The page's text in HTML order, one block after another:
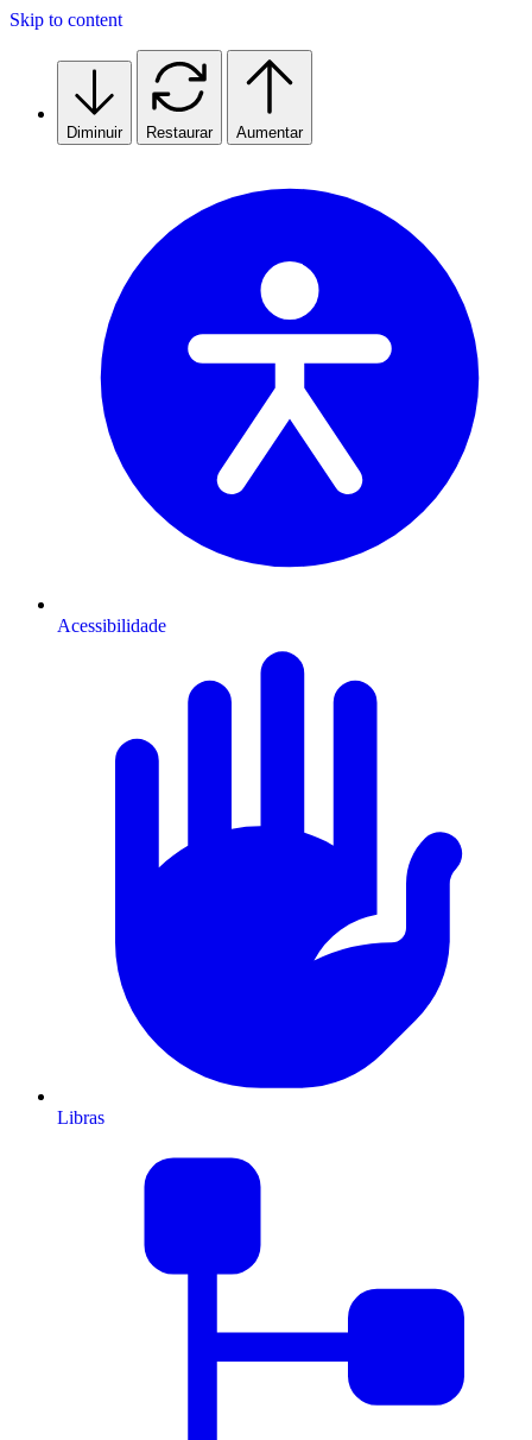
Skip to content
Diminuir Restaurar Aumentar
Acessibilidade
Libras